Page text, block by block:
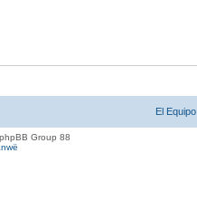
El Equipo
Group 88